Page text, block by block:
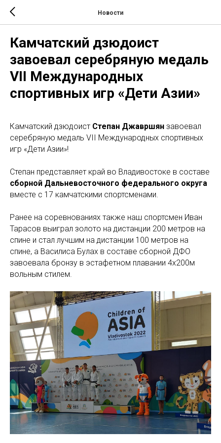
Новости
Камчатский дзюдоист
завоевал серебряную медаль
VII Международных
спортивных игр «Дети Азии»
Камчатский дзюдоист Степан Джавршян завоевал
серебряную медаль VII Международных спортивных
игр «Дети Азии»!
Степан представляет край во Владивостоке в составе
сборной Дальневосточного федерального округа
вместе с 17 камчатскими спортсменами.
Ранее на соревнованиях также наш спортсмен Иван
Тарасов выиграл золото на дистанции 200 метров на
спине и стал лучшим на дистанции 100 метров на
спине, а Василиса Булах в составе сборной ДФО
завоевала бронзу в эстафетном плавании 4х200м
вольным стилем.